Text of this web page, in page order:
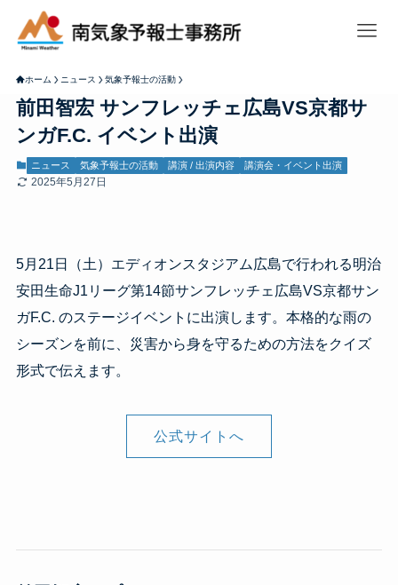
ホーム ニュース 気象予報士の活動
前田智宏 サンフレッチェ広島VS京都サ
ンガF.C. イベント出演
ニュース 気象予報士の活動 講演 / 出演内容 講演会・イベント出演
2025年5月27日
5月21日（土）エディオンスタジアム広島で行われる明治
安田生命J1リーグ第14節サンフレッチェ広島VS京都サン
ガF.C. のステージイベントに出演します。本格的な雨の
シーズンを前に、災害から身を守るための方法をクイズ
形式で伝えます。
公式サイトへ